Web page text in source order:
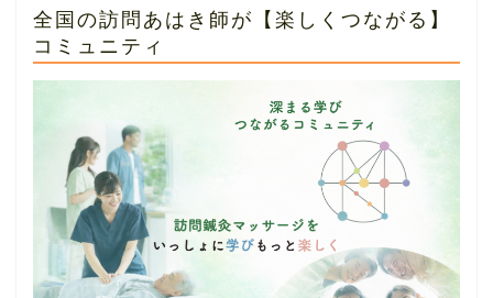
全国の訪問あはき師が【楽しくつながる】
コミュニティ